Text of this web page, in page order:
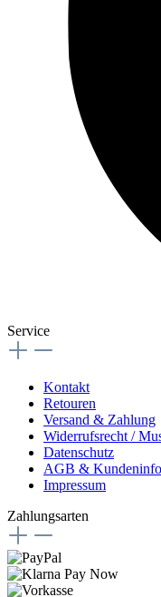
Service
Kontakt
Retouren
Versand & Zahlung
Widerrufsrecht /
Datenschutz
AGB &
Impressum
Zahlungsarten